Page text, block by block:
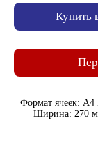
Купить
Формат ячеек: A4
Ширина: 270